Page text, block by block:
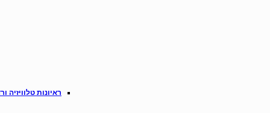
ראיונות טלוויזיה